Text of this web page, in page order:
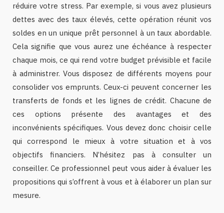
réduire votre stress. Par exemple, si vous avez plusieurs
dettes avec des taux élevés, cette opération réunit vos
soldes en un unique prêt personnel à un taux abordable.
Cela signifie que vous aurez une échéance à respecter
chaque mois, ce qui rend votre budget prévisible et facile
à administrer. Vous disposez de différents moyens pour
consolider vos emprunts. Ceux-ci peuvent concerner les
transferts de fonds et les lignes de crédit. Chacune de
ces options présente des avantages et des
inconvénients spécifiques. Vous devez donc choisir celle
qui correspond le mieux à votre situation et à vos
objectifs financiers. N’hésitez pas à consulter un
conseiller. Ce professionnel peut vous aider à évaluer les
propositions qui s’offrent à vous et à élaborer un plan sur
mesure.